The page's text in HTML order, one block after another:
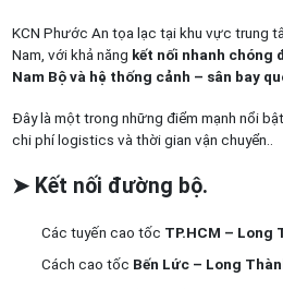
KCN Phước An tọa lạc tại khu vực trung
Nam, với khả năng kết nối nhanh chóng
Nam Bộ và hệ thống cảnh – sân bay
Đây là một trong những điểm mạnh nổi
chi phí logistics và thời gian vận chuyển..
➤ Kết nối đường bộ.
Các tuyến cao tốc TP.HCM – Long
Cách cao tốc Bến Lức – Long